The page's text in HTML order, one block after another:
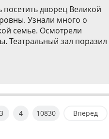
дворец Великой
Узнали много о
семье. Осмотрели
Театральный зал поразил
3 4 10830 Вперед